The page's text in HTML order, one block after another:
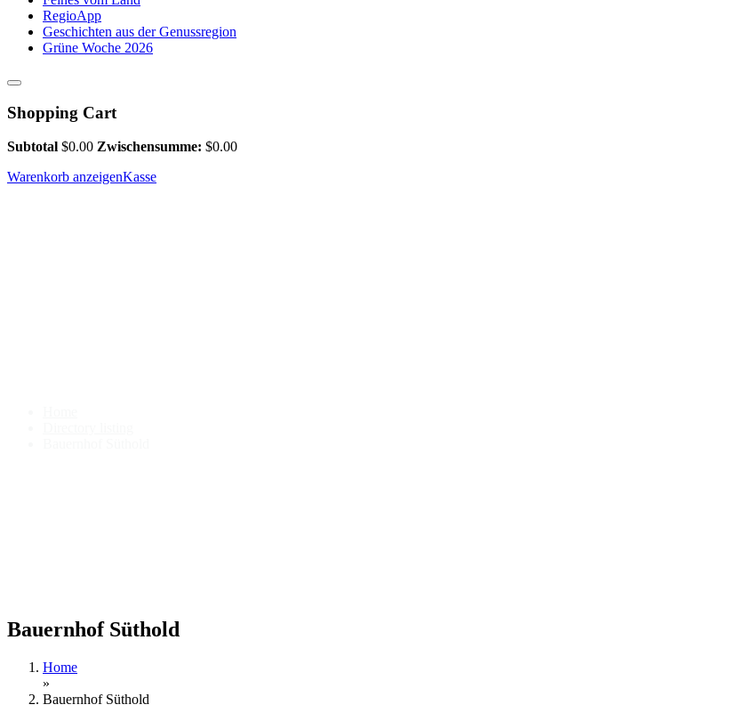
RegioApp
Geschichten aus der Genussregion
Grüne Woche 2026
Shopping Cart
Subtotal $0.00 Zwischensumme: $0.00
Warenkorb anzeigenKasse
Bauernhof Süthold
Home
»
Bauernhof Süthold